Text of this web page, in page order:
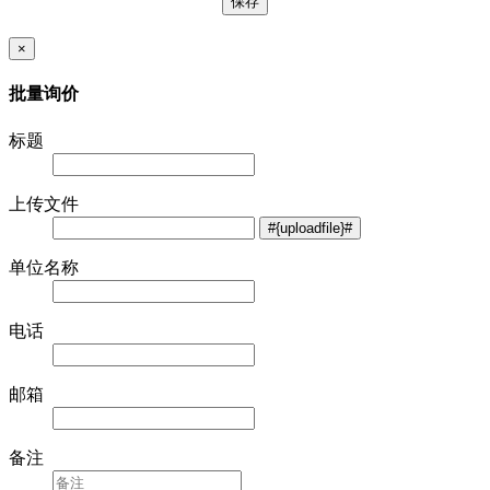
×
批量询价
标题
上传文件
单位名称
电话
邮箱
备注